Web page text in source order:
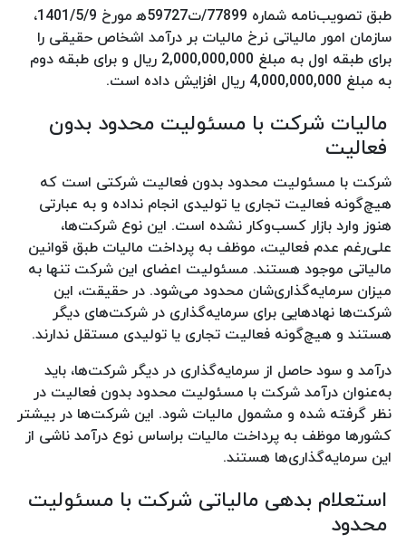
طبق تصویب‌نامه شماره 77899/ت‌59727‌ه‍ مورخ 1401/5/9،
سازمان امور مالیاتی نرخ مالیات بر درآمد اشخاص حقیقی را
برای طبقه اول به مبلغ 2,000,000,000 ریال و برای طبقه دوم
به مبلغ 4,000,000,000 ریال افزایش داده است.
مالیات شرکت با مسئولیت محدود بدون
فعالیت
شرکت با مسئولیت محدود بدون فعالیت شرکتی است که
هیچ‌گونه فعالیت تجاری یا تولیدی انجام نداده و به عبارتی
هنوز وارد بازار کسب‌وکار نشده است. این نوع شرکت‌ها،
علی‌رغم عدم فعالیت، موظف به پرداخت مالیات طبق قوانین
مالیاتی موجود هستند. مسئولیت اعضای این شرکت تنها به
میزان سرمایه‌گذاری‌شان محدود می‌شود. در حقیقت، این
شرکت‌ها نهادهایی برای سرمایه‌گذاری در شرکت‌های دیگر
هستند و هیچ‌گونه فعالیت تجاری یا تولیدی مستقل ندارند.
درآمد و سود حاصل از سرمایه‌گذاری در دیگر شرکت‌ها، باید
به‌عنوان درآمد شرکت با مسئولیت محدود بدون فعالیت در
نظر گرفته شده و مشمول مالیات شود. این شرکت‌ها در بیشتر
کشورها موظف به پرداخت مالیات براساس نوع درآمد ناشی از
این سرمایه‌گذاری‌ها هستند.
استعلام بدهی مالیاتی شرکت با مسئولیت
محدود